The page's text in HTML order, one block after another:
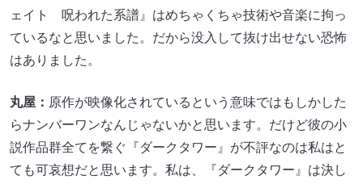
ェイト 呪われた系譜』はめちゃくちゃ技術や音楽に拘っ
ているなと思いました。だから没入して抜け出せない恐怖
はありました。
丸屋： 原作が映像化されているという意味ではもしかした
らナンバーワンなんじゃないかと思います。だけど彼の小
説作品群全てを繋ぐ『ダークタワー』が不評なのは私はと
ても可哀想だと思います。私は、『ダークタワー』は決し